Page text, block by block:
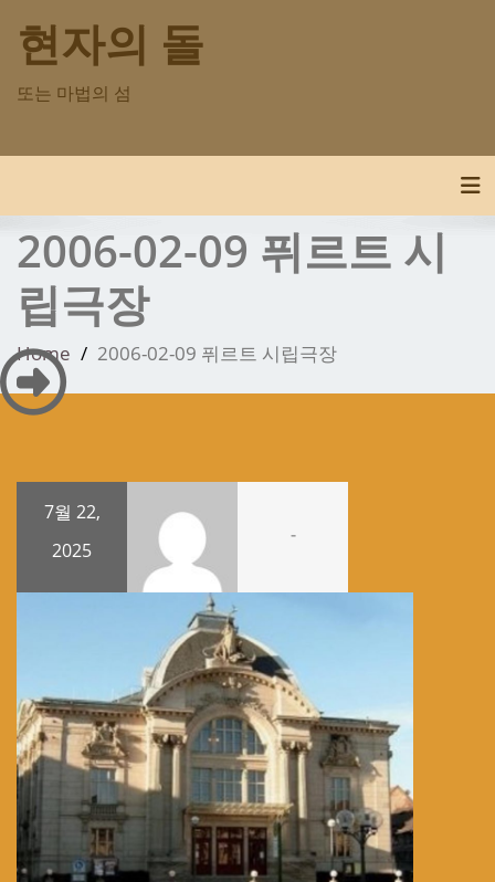
content
현자의 돌
또는 마법의 섬
2006-02-09 퓌르트 시
립극장
Home 2006-02-09 퓌르트 시립극장
7월 22,
2025
-